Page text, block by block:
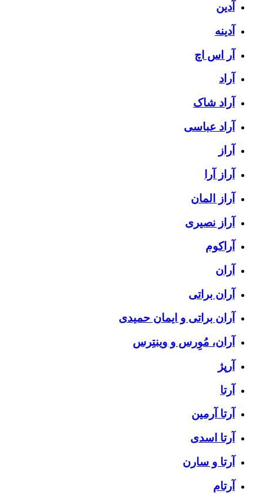
آدین
آدینه
آر اس اچ
آراد
آراد شاک
آراد عباسی
آراز
آراز آرا
آراز المان
آراز نصیری
آراکوم
آران
آران براتی
آران براتی و ایمان حمیدی
آران، مُوِرس و وینتِرس
آرپژ
آرتا
آرتا آرمین
آرتا اسدی
آرتا و سارن
آرتام